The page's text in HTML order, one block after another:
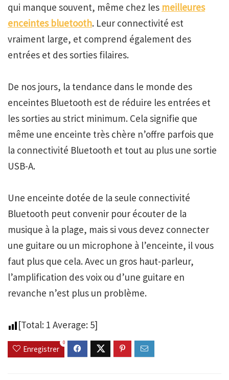
qui manque souvent, même chez les meilleures
enceintes bluetooth. Leur connectivité est
vraiment large, et comprend également des
entrées et des sorties filaires.
De nos jours, la tendance dans le monde des
enceintes Bluetooth est de réduire les entrées et
les sorties au strict minimum. Cela signifie que
même une enceinte très chère n’offre parfois que
la connectivité Bluetooth et tout au plus une sortie
USB-A.
Une enceinte dotée de la seule connectivité
Bluetooth peut convenir pour écouter de la
musique à la plage, mais si vous devez connecter
une guitare ou un microphone à l’enceinte, il vous
faut plus que cela. Avec un gros haut-parleur,
l’amplification des voix ou d’une guitare en
revanche n’est plus un problème.
[Total: 1 Average: 5]
Enregistrer
0